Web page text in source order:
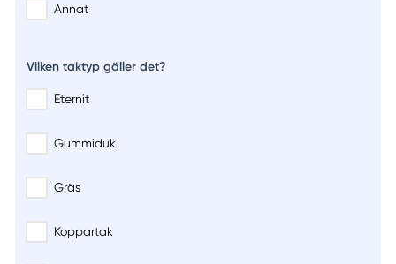
Annat
Vilken taktyp gäller det?
Eternit
Gummiduk
Gräs
Koppartak